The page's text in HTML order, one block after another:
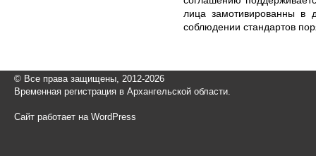
лица замотивированны в
соблюдении стандартов
© Все права защищены, 2012-2026
Временная регистрация в Архангельской области.
Сайт работает на WordPress